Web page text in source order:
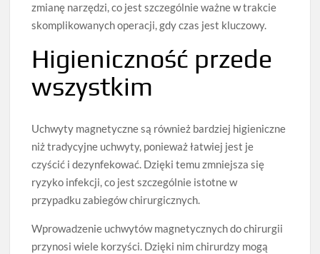
zmianę narzędzi, co jest szczególnie ważne w trakcie
skomplikowanych operacji, gdy czas jest kluczowy.
Higieniczność przede
wszystkim
Uchwyty magnetyczne są również bardziej higieniczne
niż tradycyjne uchwyty, ponieważ łatwiej jest je
czyścić i dezynfekować. Dzięki temu zmniejsza się
ryzyko infekcji, co jest szczególnie istotne w
przypadku zabiegów chirurgicznych.
Wprowadzenie uchwytów magnetycznych do chirurgii
przynosi wiele korzyści. Dzięki nim chirurdzy mogą